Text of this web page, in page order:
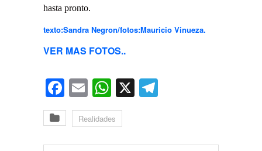
hasta pronto.
texto:Sandra Negron/fotos:Mauricio Vinueza.
VER MAS FOTOS..
Facebook
EmailWhatsApp
X
Realidades